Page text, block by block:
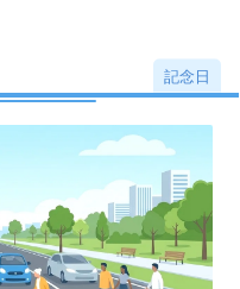
記念日